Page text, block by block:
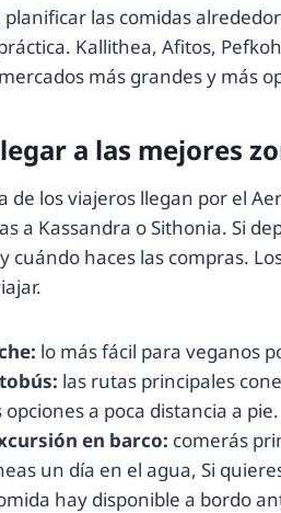
planificar las comidas
Kallithea, Afitos,
más grandes y más
a las mejores
de los viajeros llegan por el
a Kassandra o Sithonia. Si
cuándo haces las compras.
lo más fácil para veganos
las rutas principales
a poca distancia a pie.
en barco: comerás
un día en el agua, Si
hay disponible a bordo